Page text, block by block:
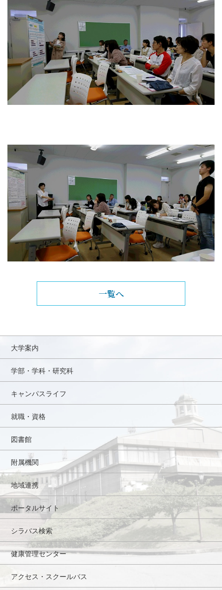
一覧へ
大学案内
学部・学科・研究科
キャンパスライフ
就職・資格
図書館
附属機関
地域連携
ポータルサイト
シラバス検索
健康管理センター
アクセス・スクールバス